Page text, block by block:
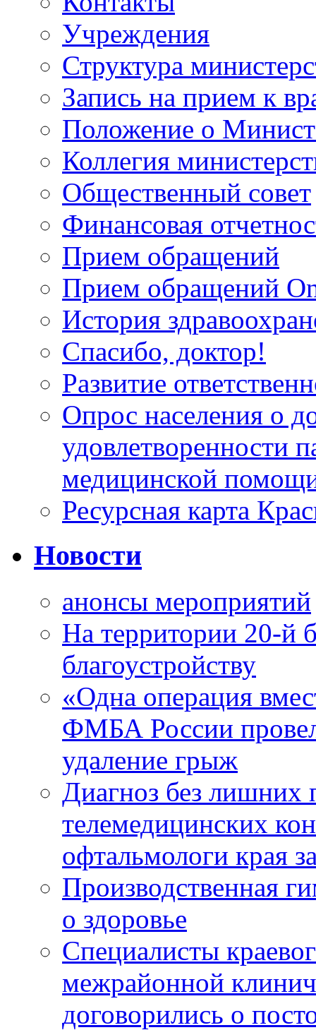
Учреждения
Структура
Запись на прием к
Положение о
Коллегия
Общественный совет
Финансовая
Прием обращений
Прием обращений
История
Спасибо, доктор!
Развитие
Опрос населения о
удовлетворенности
медицинской
Ресурсная карта
Новости
анонсы мероприятий
На территории 20-й
благоустройству
«Одна операция
ФМБА России
удаление грыж
Диагноз без лишних
телемедицинских
офтальмологи края
Производственная
о здоровье
Специалисты
межрайонной
договорились о